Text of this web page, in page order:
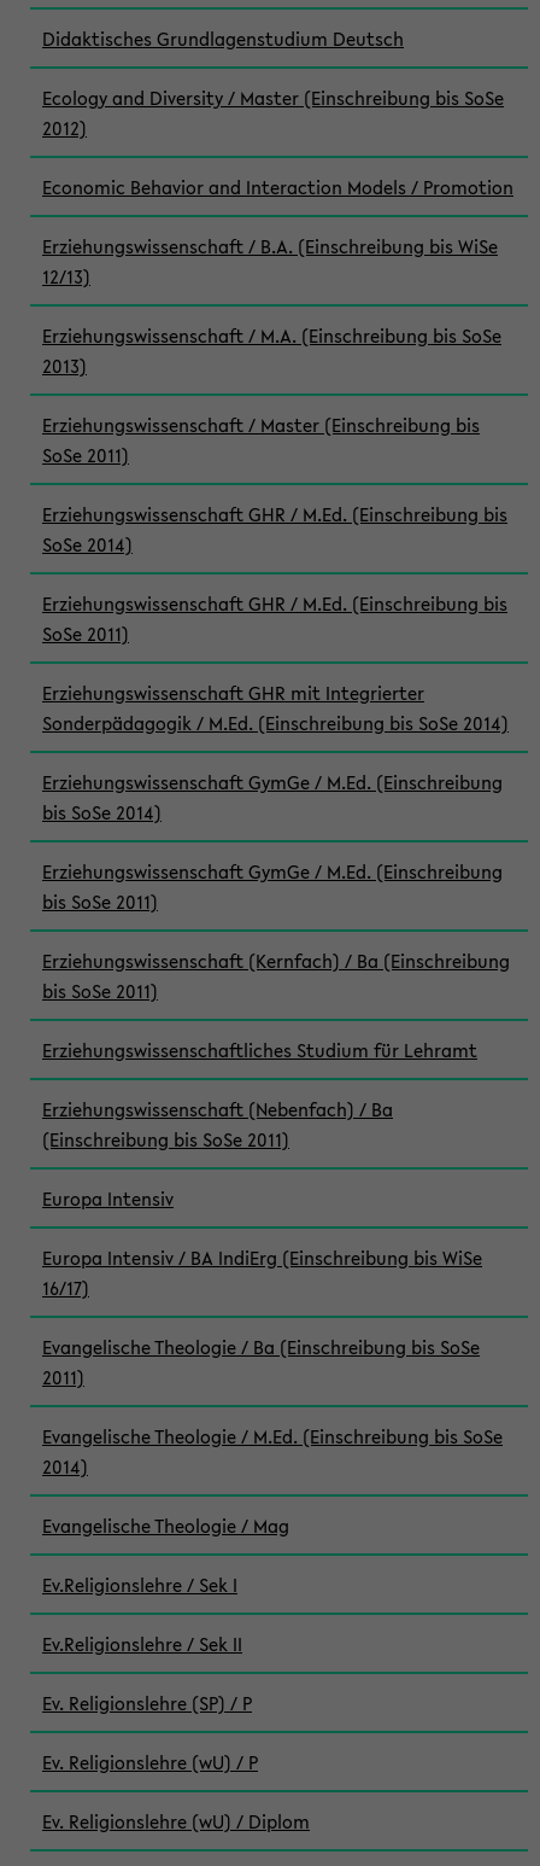
Didaktisches Grundlagenstudium Deutsch
Ecology and Diversity / Master (Einschreibung bis SoSe
2012)
Economic Behavior and Interaction Models / Promotion
Erziehungswissenschaft / B.A. (Einschreibung bis WiSe
12/13)
Erziehungswissenschaft / M.A. (Einschreibung bis SoSe
2013)
Erziehungswissenschaft / Master (Einschreibung bis
SoSe 2011)
Erziehungswissenschaft GHR / M.Ed. (Einschreibung bis
SoSe 2014)
Erziehungswissenschaft GHR / M.Ed. (Einschreibung bis
SoSe 2011)
Erziehungswissenschaft GHR mit Integrierter
Sonderpädagogik / M.Ed. (Einschreibung bis SoSe 2014)
Erziehungswissenschaft GymGe / M.Ed. (Einschreibung
bis SoSe 2014)
Erziehungswissenschaft GymGe / M.Ed. (Einschreibung
bis SoSe 2011)
Erziehungswissenschaft (Kernfach) / Ba (Einschreibung
bis SoSe 2011)
Erziehungswissenschaftliches Studium für Lehramt
Erziehungswissenschaft (Nebenfach) / Ba
(Einschreibung bis SoSe 2011)
Europa Intensiv
Europa Intensiv / BA IndiErg (Einschreibung bis WiSe
16/17)
Evangelische Theologie / Ba (Einschreibung bis SoSe
2011)
Evangelische Theologie / M.Ed. (Einschreibung bis SoSe
2014)
Evangelische Theologie / Mag
Ev.Religionslehre / Sek I
Ev.Religionslehre / Sek II
Ev. Religionslehre (SP) / P
Ev. Religionslehre (wU) / P
Ev. Religionslehre (wU) / Diplom